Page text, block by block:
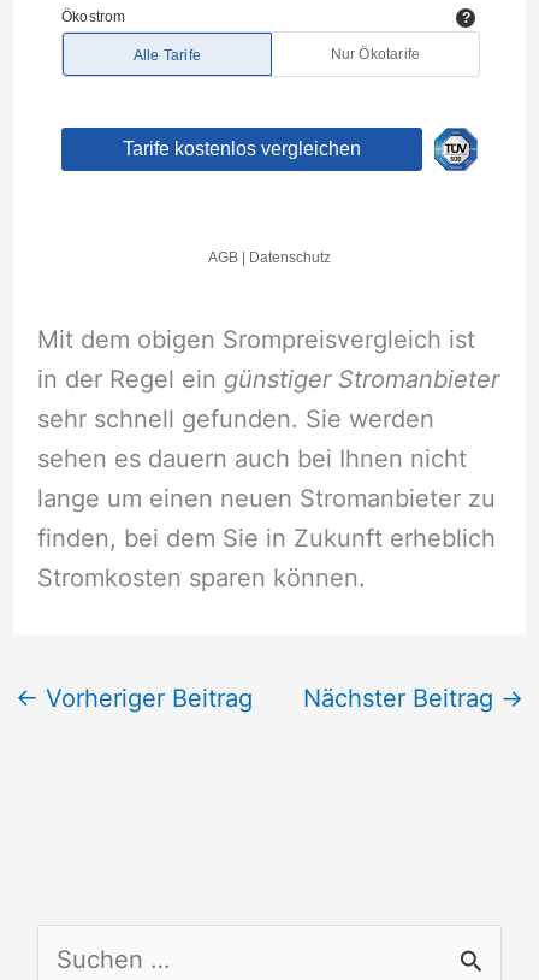
Mit dem obigen Srompreisvergleich ist
in der Regel ein günstiger Stromanbieter
sehr schnell gefunden. Sie werden
sehen es dauern auch bei Ihnen nicht
lange um einen neuen Stromanbieter zu
finden, bei dem Sie in Zukunft erheblich
Stromkosten sparen können.
← Vorheriger Beitrag Nächster Beitrag →